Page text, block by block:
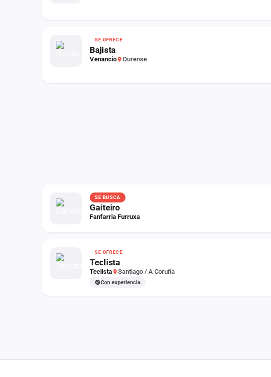
SE OFRECE
Bajista
Venancio Ourense
SE BUSCA
Gaiteiro
Fanfarria Furruxa
SE OFRECE
Teclista
Teclista Santiago / A Coruña
Con experiencia